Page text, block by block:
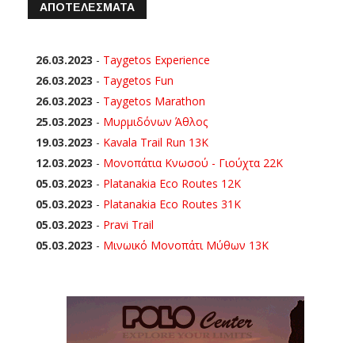
ΑΠΟΤΕΛΕΣΜΑΤΑ
26.03.2023 - Taygetos Experience
26.03.2023 - Taygetos Fun
26.03.2023 - Taygetos Marathon
25.03.2023 - Μυρμιδόνων Άθλος
19.03.2023 - Kavala Trail Run 13K
12.03.2023 - Μονοπάτια Κνωσού - Γιούχτα 22Κ
05.03.2023 - Platanakia Eco Routes 12K
05.03.2023 - Platanakia Eco Routes 31K
05.03.2023 - Pravi Trail
05.03.2023 - Μινωικό Μονοπάτι Μύθων 13Κ